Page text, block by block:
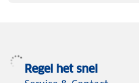
Regel het snel